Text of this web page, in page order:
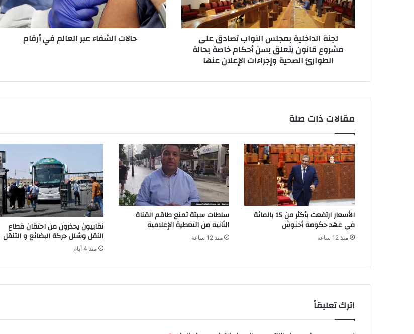
ر
و
ن
د
خ
م
ا
ل
ن
و
ا
ب
ص
ا
د
ق
ع
م
و
ق
لجنة الداخلية بمجلس النواب تصادق على
مشروع قانون يتعلق بسن أحكام خاصة بحالة
الطوارئ الصحية وإجراءات الإعلان عنها
ل
ش
ف
ر
ل
م
ف
ي
أ
ا
م
حالات الشفاء عبر العالم في أرقام
مقالات ذات صلة
الأسعار ارتفعت بأكثر من 15 بالمائة
في عهد حكومة أخنوش
منذ 12 ساعة
سلطات سبتة تمنع طاقم القناة
الثانية من التغطية الإعلامية
منذ 12 ساعة
نقابيون يحذرون من احتقان قطاع
النقل وشلل حركة البضائع و التنقل
منذ 4 أيام
اترك تعليقاً